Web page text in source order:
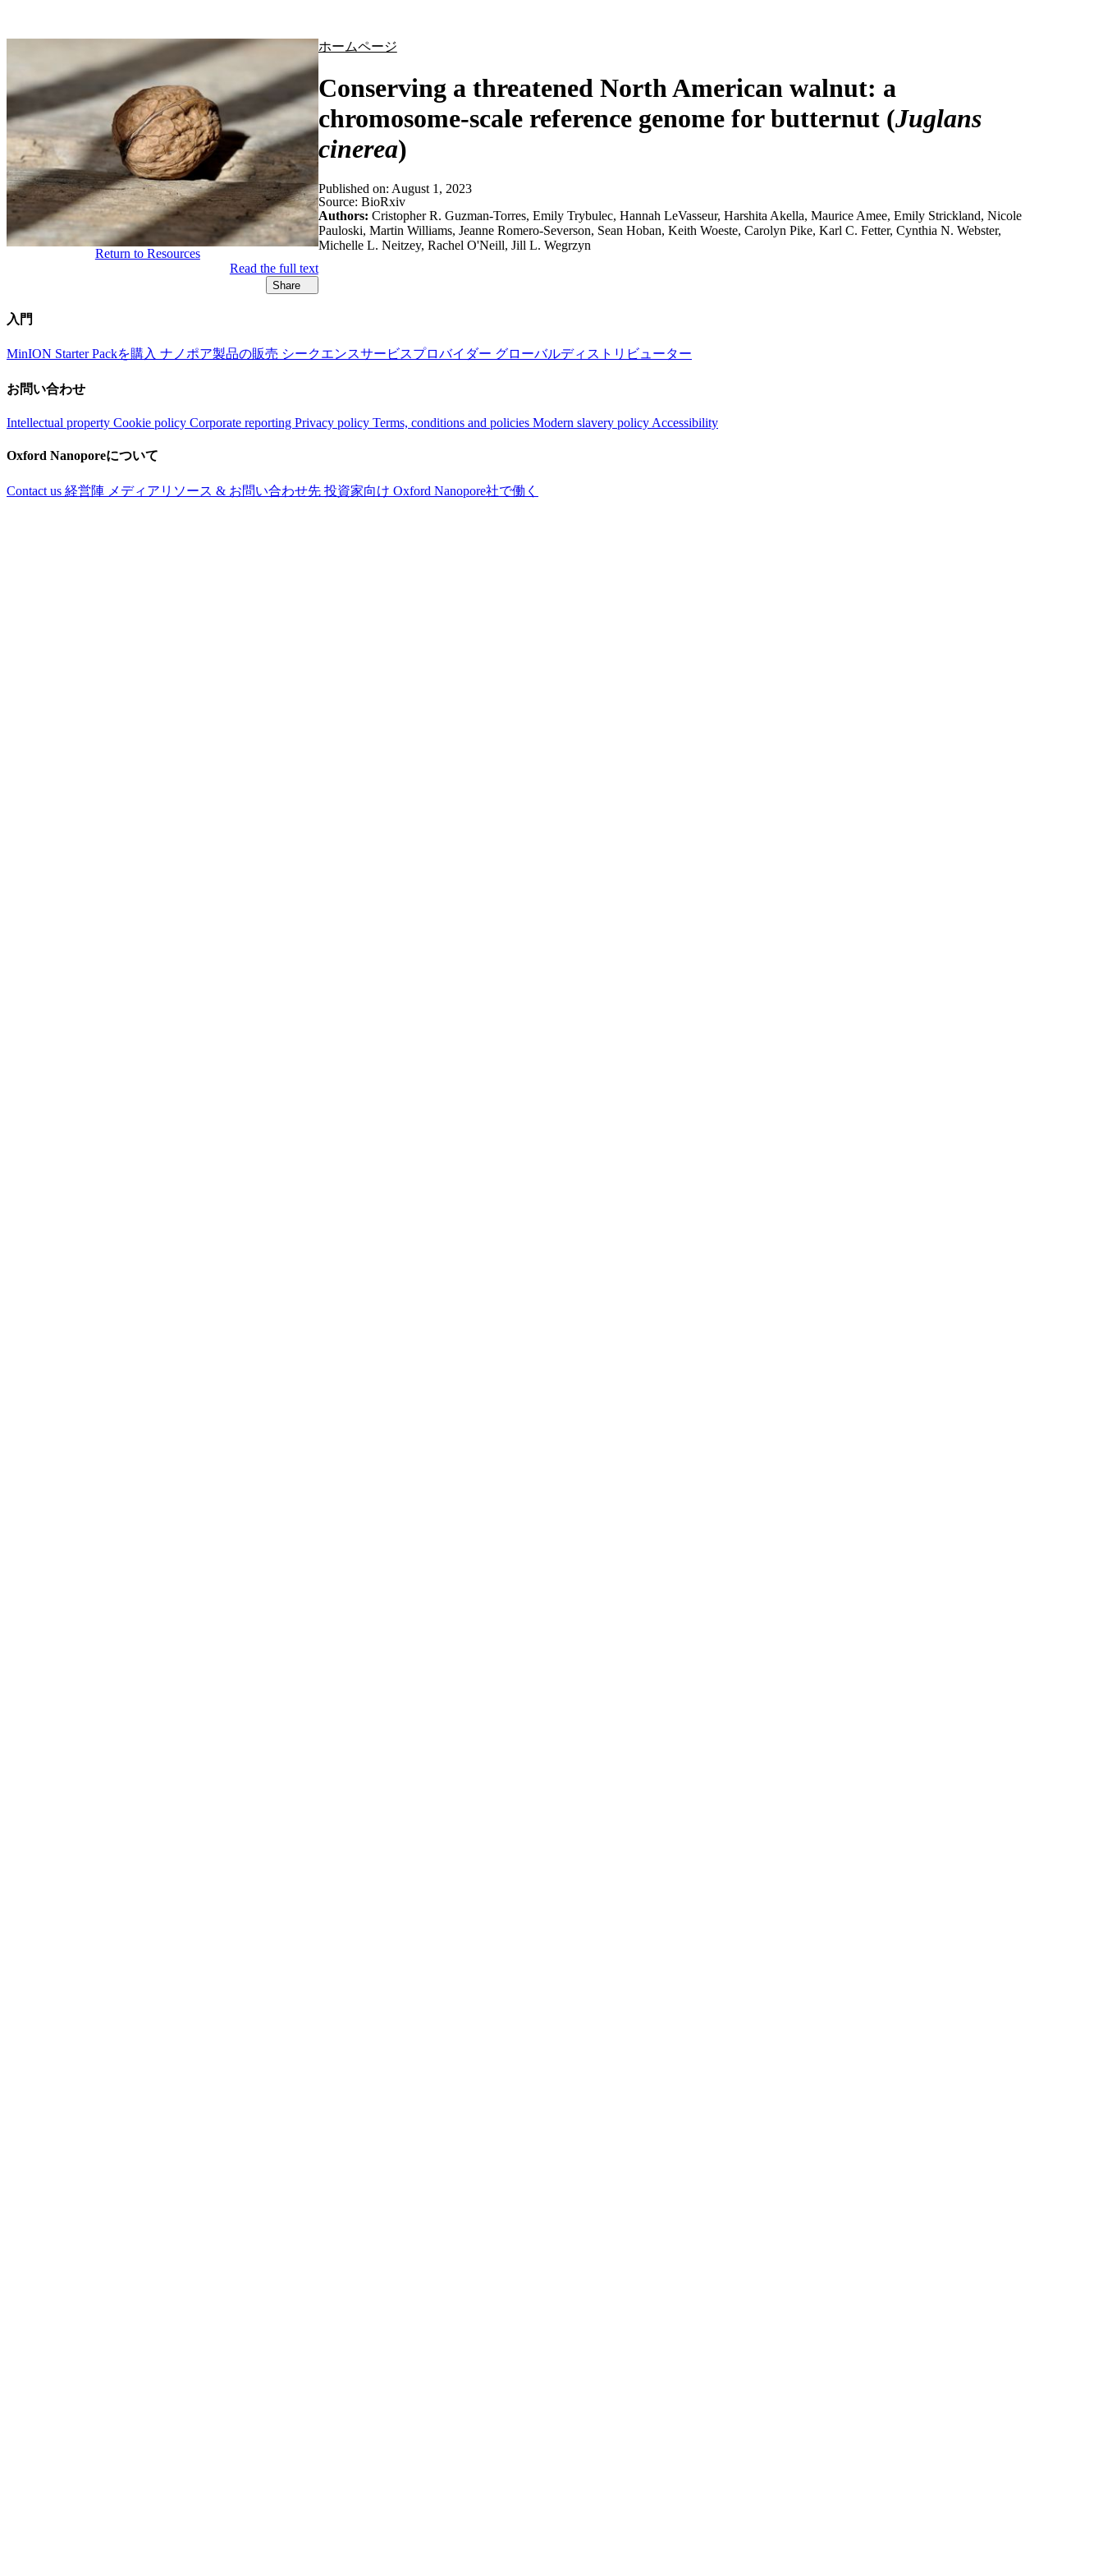
ホームページ
Conserving a threatened North American walnut: a
chromosome-scale reference genome for butternut (Juglans
cinerea)
Return to Resources
Read the full text
Share
Published on: August 1, 2023
Source: BioRxiv
Authors: Cristopher R. Guzman-Torres, Emily Trybulec, Hannah LeVasseur, Harshita Akella, Maurice Amee, Emily Strickland, Nicole
Pauloski, Martin Williams, Jeanne Romero-Severson, Sean Hoban, Keith Woeste, Carolyn Pike, Karl C. Fetter, Cynthia N. Webster,
Michelle L. Neitzey, Rachel O'Neill, Jill L. Wegrzyn
入門
MinION Starter Packを購入 ナノポア製品の販売 シークエンスサービスプロバイダー グローバルディストリビューター
お問い合わせ
Intellectual property Cookie policy Corporate reporting Privacy policy Terms, conditions and policies Modern slavery policy Accessibility
Oxford Nanoporeについて
Contact us 経営陣 メディアリソース & お問い合わせ先 投資家向け Oxford Nanopore社で働く